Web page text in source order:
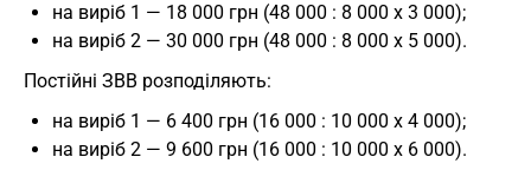
на виріб 1 — 18 000 грн (48 000 : 8 000 х 3 000);
на виріб 2 — 30 000 грн (48 000 : 8 000 х 5 000).
Постійні ЗВВ розподіляють:
на виріб 1 — 6 400 грн (16 000 : 10 000 х 4 000);
на виріб 2 — 9 600 грн (16 000 : 10 000 х 6 000).